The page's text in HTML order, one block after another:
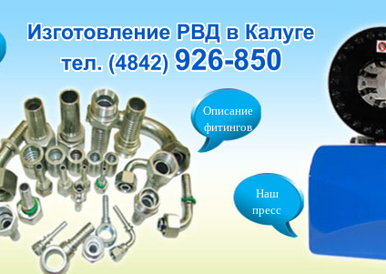
Описание
фитингов
Наш
пресс